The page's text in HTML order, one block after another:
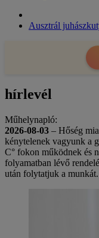
Ausztrál
hírlevél
Műhelynapló:
2026-08-03 – Hőség
kénytelenek vagyunk a
C° fokon működnek és
folyamatban lévő
után folytatjuk a munkát.